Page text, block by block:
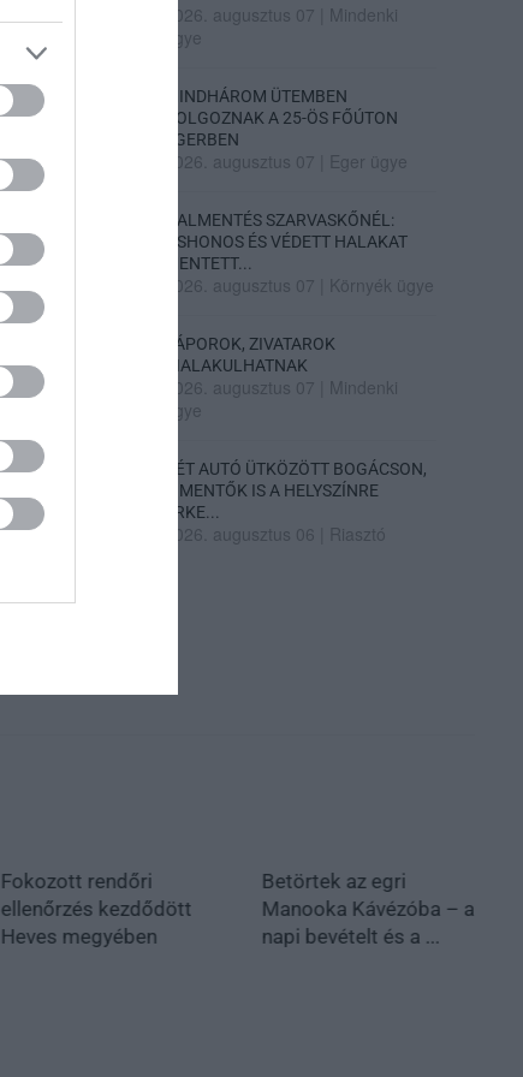
2026. augusztus 07
Mindenki
ügye
MINDHÁROM ÜTEMBEN
DOLGOZNAK A 25-ÖS FŐÚTON
EGERBEN
2026. augusztus 07 Eger ügye
HALMENTÉS SZARVASKŐNÉL:
ŐSHONOS ÉS VÉDETT HALAKAT
MENTETT...
2026. augusztus 07 Környék ügye
ZÁPOROK, ZIVATAROK
KIALAKULHATNAK
2026. augusztus 07
Mindenki
ügye
KÉT AUTÓ ÜTKÖZÖTT BOGÁCSON,
A MENTŐK IS A HELYSZÍNRE
ÉRKE...
2026. augusztus 06 Riasztó
Fokozott rendőri
ellenőrzés kezdődött
Heves megyében
Betörtek az egri
Manooka Kávézóba – a
napi bevételt és a ...